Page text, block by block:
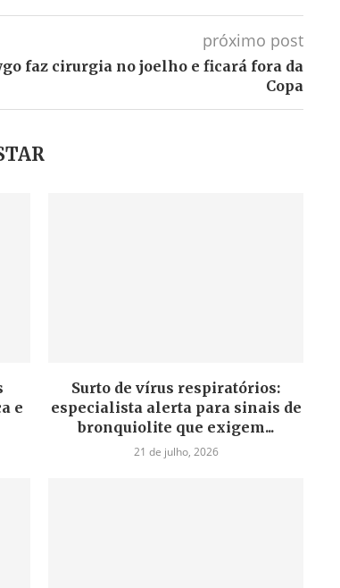
próximo post
faz cirurgia no joelho e ficará fora da
Copa
e
Surto de vírus respiratórios:
especialista alerta para sinais de
bronquiolite que exigem...
21 de julho, 2026